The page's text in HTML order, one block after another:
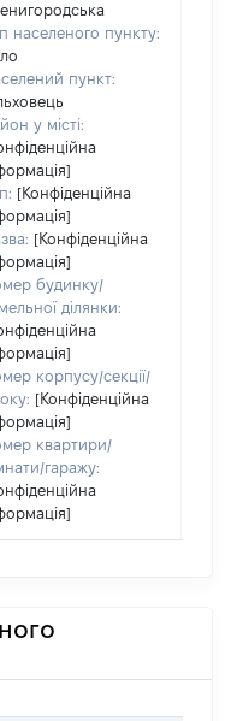
населеного пункту:
пункт:
у місті:
[Конфіденційна
[Конфіденційна
будинку/
ділянки:
корпусу/секції/
[Конфіденційна
квартири/
гаражу: